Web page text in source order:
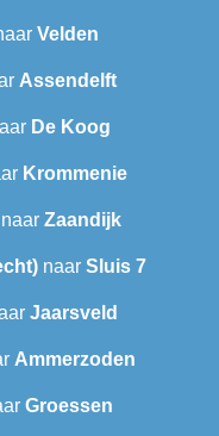
Velden
Assendelft
De Koog
Krommenie
naar Zaandijk
naar Sluis 7
Jaarsveld
Ammerzoden
Groessen